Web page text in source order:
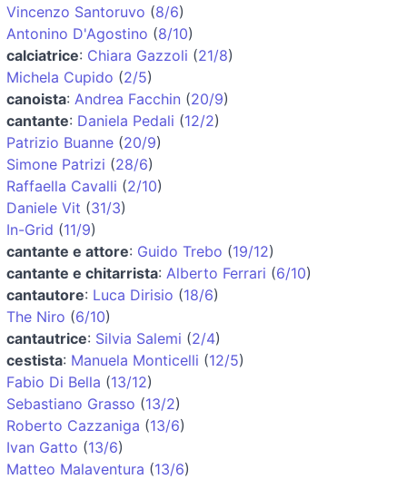
Vincenzo Santoruvo (8/6)
Antonino D'Agostino (8/10)
calciatrice: Chiara Gazzoli (21/8)
Michela Cupido (2/5)
canoista: Andrea Facchin (20/9)
cantante: Daniela Pedali (12/2)
Patrizio Buanne (20/9)
Simone Patrizi (28/6)
Raffaella Cavalli (2/10)
Daniele Vit (31/3)
In-Grid (11/9)
cantante e attore: Guido Trebo (19/12)
cantante e chitarrista: Alberto Ferrari (6/10)
cantautore: Luca Dirisio (18/6)
The Niro (6/10)
cantautrice: Silvia Salemi (2/4)
cestista: Manuela Monticelli (12/5)
Fabio Di Bella (13/12)
Sebastiano Grasso (13/2)
Roberto Cazzaniga (13/6)
Ivan Gatto (13/6)
Matteo Malaventura (13/6)